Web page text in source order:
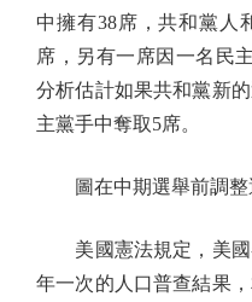
中擁有38席，共和黨人
席，另有一席因一名民
分析估計如果共和黨新
主黨手中奪取5席。
圖在中期選舉前調整
美國憲法規定，美國
年一次的人口普查結果